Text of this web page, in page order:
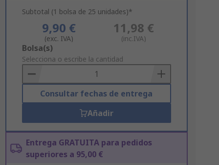
Subtotal (1 bolsa de 25 unidades)*
9,90 €
(exc. IVA)
11,98 €
(inc.IVA)
Add
to
Basket
Bolsa(s)
Selecciona o escribe la cantidad
Consultar fechas de entrega
Añadir
Entrega GRATUITA para pedidos
superiores a 95,00 €